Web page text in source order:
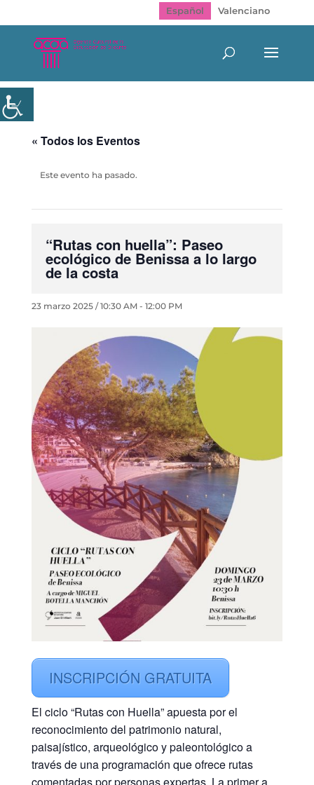
Español Valenciano
« Todos los Eventos
Este evento ha pasado.
“Rutas con huella”: Paseo
ecológico de Benissa a lo largo
de la costa
23 marzo 2025 / 10:30 AM- 12:00 PM
INSCRIPCIÓN GRATUITA
El ciclo “Rutas con Huella” apuesta por el
reconocimiento del patrimonio natural,
paisajístico, arqueológico y paleontológico a
través de una programación que ofrece rutas